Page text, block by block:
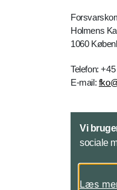
Holmens
1060
Telefon:
E-mail:
Kontakt
Vi
sociale
Læs